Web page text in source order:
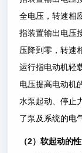
全电压，转速相
指装置输出电压
压降到零，转速
运行指电动机轻
电压提高电动机
水泵起动、停止
了泵及系统的电
（2）软起动的